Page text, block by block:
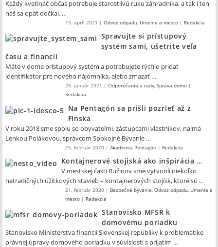
Každý kvetináč občas potrebuje starostlivú ruku záhradníka, a tak i ten
náš sa opäť dočkal. …
13. apríl 2021 | Odvoz odpadu, Umenie a mesto| Redakcia
Spravujte si prístupový
systém sami, ušetrite veľa
času a financií
Máte v dome prístupový systém a potrebujete rýchlo pridať
identifikátor pre nového nájomníka, alebo zmazať …
28. január 2021 | Odporúčania a rady, Správa domu|
Redakcia
Na Pentagón sa prišli pozrieť až z
Fínska
V roku 2018 sme spolu so obyvateľmi, zástupcami vlastníkov, najmä
Lenkou Polákovou, správcom Spokojné Bývanie …
25. február 2020| Akadémia Pentagón| Redakcia
Kontajnerové stojiská ako inšpirácia …
V mestskej časti Ružinov sme vytvorili niekoľko
netradičných úžitkových stavieb – kontajnerových stojísk, ktoré sú …
21. február 2020| Bezpečné bývanie Odvoz odpadu, Umenie a
mesto| Redakcia
Stanovisko MFSR k
domovému poriadku
Stanovisko Ministerstva financií Slovenskej republiky k problematike
právnej úpravy domového poriadku v súvislosti s prijatím …